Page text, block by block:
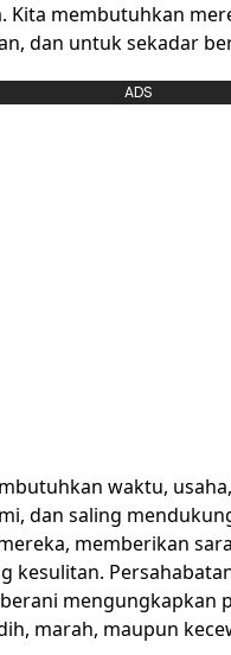
Kita membutuhkan
dan untuk sekadar
ADS
waktu,
dan saling
memberikan
kesulitan.
mengungkapkan
marah, maupun